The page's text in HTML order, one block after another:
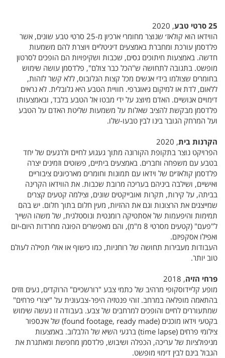
25 סרטי טבע
, 2020
הווידאו הוא קולאז׳ שנוצר מחומרי ארכיון מ-25 סרטי טבע שונים, אשר
פלדסמן עורכת ומחברת באמצעים דיגיטליים ויוצרת להם משמעות
חדשה. באמצעות חיתוכים גסים, שכבות ושקיפויות הם הופכים לסרטון
מופשט. בתגובה לתחושה ש"הכל כבר צולם", פלדסמן עושה שימוש
בחומרים שצולמו בידי אנשים מכל קצות הגלובוס, ללא קשר לזהות,
ללאום, לדת או למיקום גיאוגרפי. חוויית הטבע היא גלובלית. לא נראים
דימויים אנושיים. האדם מיוצג על ידי מבטו אל הטבע בלבד, ובאמצעותו
פלדסמן מבקשת להציב שאלות על משמעות שליטת האדם על הטבע
ועל המרחק הגובר בינו לבין טבעו-שלו.
הקרנות בית, 2020
הפרויקט נוצר בתקופת הקורונה מתוך געגוע לחיים ולרגעים של יחד
בטבע עם משפחה וחברים. באמצעים ביתיים, פשוטים וזמינים יצרה
פלדסמן קולאז׳ים של וידאו עם תמונות וחומרים מארכיונים ציבוריים
ואישיים, ושילבה ביניהם בעריכה מרובת שכבות. את הווידאו הקרינה
בביתה, על קירות, תקרות ואובייקטים שונים, וצילמה קטעים קצרים
שמייצגים את הרצונות וגם את ההזיות, מעין חלום בתוך חלום. יש בהם
תמימות והיפעמות של אסתטיקה רומנטית ונוסטלגית, של משהו השייך
ל"פעם" (קטעים מסרטי 8 מ"מ), והם מאפשרים הפוגה מחרדות היום-יום
ואפילו אסקפיזם.
העבודות מעבירות תחושה של רוחניות, כמו כישוף או אולי תפילה לעולם
טוב יותר.
פרחי הזיה, 2018
מופע קליידוסקופי מרהיב של כתמי צבע "רורשכיים" הרוקדים, נעים וזזים
בהתאמה מופלאה במרחב. זוהי פנטזיה היפר-צבעונית על "יצורי פרחים"
שמתעוררים לחיים והופכים למרחבים של צבע. בעבודה זו נעשה שימוש
בקטעי וידאו מוכנים (found footage, ready made) של אינספור
צילומי פרחים (time lapse) ברגעי השיא של הלבלוב. באמצעות
מניפולציות של עריכה, הכפלה ושיבוש, פלדסמן מחפשת ומאתגרת את
הגבול בינם לבין דימוי מופשט.